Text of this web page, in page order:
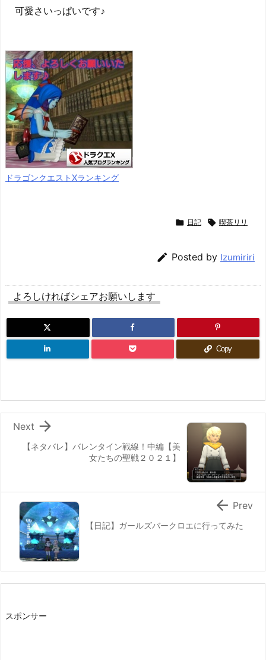
可愛さいっぱいです♪
ドラゴンクエストXランキング
 日記  喫茶リリ
 Posted by Izumiriri
よろしければシェアお願いします
Copy
【ネタバレ】バレンタイン戦線！中編【美
女たちの聖戦２０２１】

Next
【日記】ガールズバークロエに行ってみた
 Prev
スポンサー